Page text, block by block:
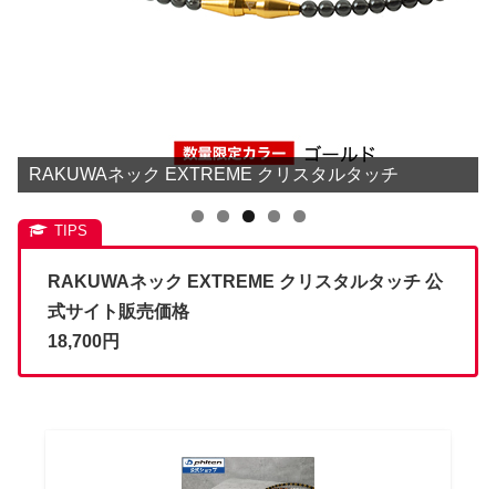
RAKUWAネック EXTREME クリスタルタッチ
RAKUWAネック EXTREME クリスタルタッチ 公
式サイト販売価格
18,700円